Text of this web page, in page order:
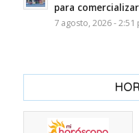
para
7 agosto, 2026 - 2:51